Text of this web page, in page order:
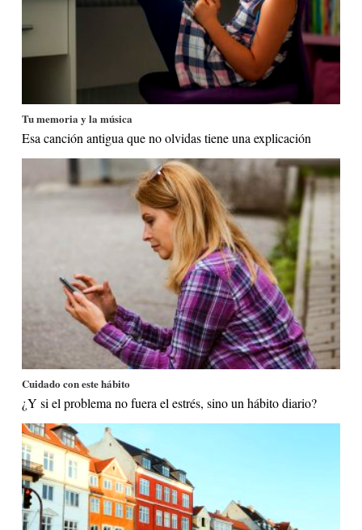
Tu memoria y la música
Esa canción antigua que no olvidas tiene una explicación
Cuidado con este hábito
¿Y si el problema no fuera el estrés, sino un hábito diario?